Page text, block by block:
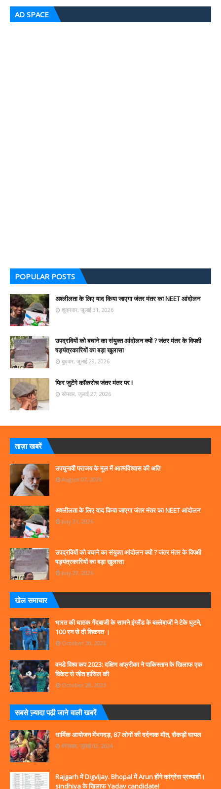
AD SPACE
POPULAR POSTS
अश्लीलता के लिए याद किया जाएगा जंतर मंतर का NEET आंदोलन
शुक्रवार, जुलाई 31, 2026
उपद्रवियों को बचाने का संयुक्त आंदोलन क्यों ? जंतर मंतर के विपक्षी
षड्यंत्रकारियों का बड़ा खुलासा
बुधवार, जुलाई 29, 2026
फिर जुटेंगे कॉकरोच जंतर मंतर पर !
सोमवार, जुलाई 27, 2026
ताज़ा खबरें
उपचुनावी पराजय के मूल में आत्मविश्वास की अति
August 07, 2026
अश्लीलता के लिए याद किया जाएगा जंतर मंतर का NEET आंदोलन
July 31, 2026
उपद्रवियों को बचाने का संयुक्त आंदोलन क्यों ? जंतर मंतर के विपक्षी
षड्यंत्रकारियों का बड़ा खुलासा
July 29, 2026
खेल समाचार
भारत की घातक गेंदबाजी के सामने इंग्लैंड के बल्लेबाजों ने टेके घुटने,
100 रन से दी शिकस्त ।
October 30, 2023
वनडे विश्व कप 2023: दक्षिण अफ्रीका ने पाकिस्तान के खिलाफ एक
विकेट से जीत हासिल की
October 28, 2023
सबसे ज्‍़यादा पढ़ी जाने वाली खबरें
धार्मिक आयोजन मेंभगदड़, 87 लोगों की दर्दनाक मौत, सैकड़ों घायल
मंगलवार, जुलाई 02, 2024
Rajgarh में Digvijay. Bhopal में Arun होंगे कांग्रेस प्रत्याशी।
sindhiya के खिलाफ Yadav candidate!